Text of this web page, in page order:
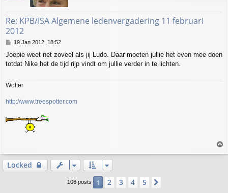
Re: KPB/ISA Algemene ledenvergadering 11 februari
2012
P
s
t
19 Jan 2012, 18:52
Joepie weet net zoveel als jij Ludo. Daar moeten jullie het even mee doen
totdat Nike het de tijd rijp vindt om jullie verder in te lichten.
Wolter
http://www.treespotter.com
o
Locked
106 posts 1 2 3 4 5